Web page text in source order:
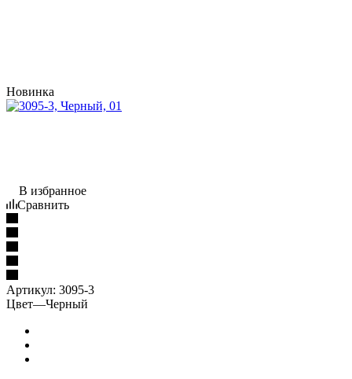
Новинка
В избранное
Сравнить
Артикул: 3095-3
Цвет—Черный